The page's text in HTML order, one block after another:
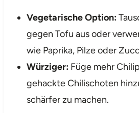
Vegetarische Option:
gegen Tofu aus oder
wie Paprika, Pilze oder
Würziger:Füge mehr
gehackte Chilischoten
schärfer zu machen.